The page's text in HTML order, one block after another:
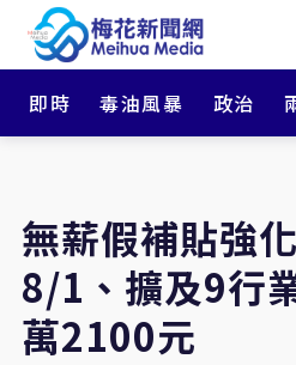
即時 毒油風暴 政治
無薪假補貼強
8/1、擴及9行
萬2100元